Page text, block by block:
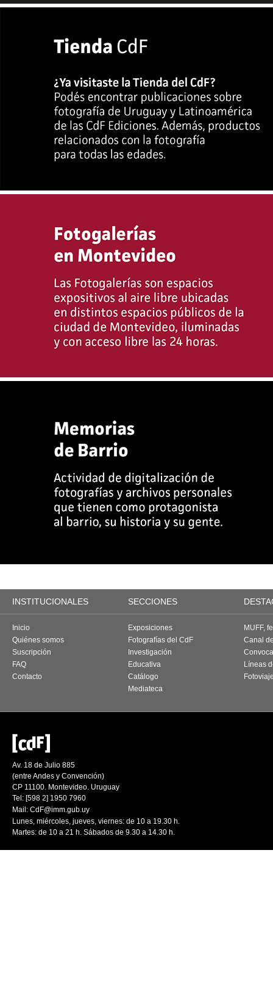
INSTITUCIONALES SECCIONES
Inicio
Quiénes somos
Suscripción
FAQ
Contacto
Exposiciones
Fotografías del CdF
Investigación
Educativa
Catálogo
Mediateca
MUFF,
Canal
Líneas
Av. 18 de Julio 885
(entre Andes y Convención)
CP 11100. Montevideo. Uruguay
Tel: [598 2] 1950 7960
Mail: CdF@imm.gub.uy
Lunes, miércoles, jueves, viernes: de 10 a 19.30 h.
Martes: de 10 a 21 h. Sábados de 9.30 a 14.30 h.